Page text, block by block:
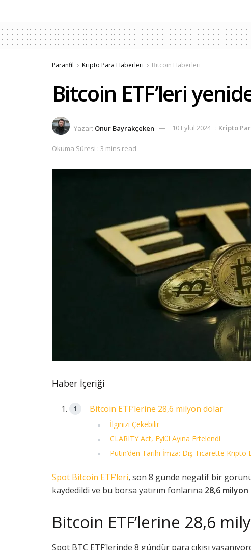
Paranfil Kripto Para Haberleri Bitcoin Haberleri
Bitcoin ETF’leri
Yazar: Onur Bayrakçeken 10 Eylül 2024 : Kripto
Okuma Süresi : 3 mins read
Haber İçeriği
Bitcoin ETF’lerine 28,6 milyon dolar
İlginizi Çekebilir
CLARITY Act, Eylül Ayına Ertelendi
Putin’den Tarihi İmza: Dış Ticarette Kripto
Spot Bitcoin ETF’leri, son 8 günde negatif bir
kaydedildi ve bu borsa yatırım fonlarına 28,6
Bitcoin ETF’lerine 28,6
Spot BTC ETF’lerinde 8 gündür para çıkışı